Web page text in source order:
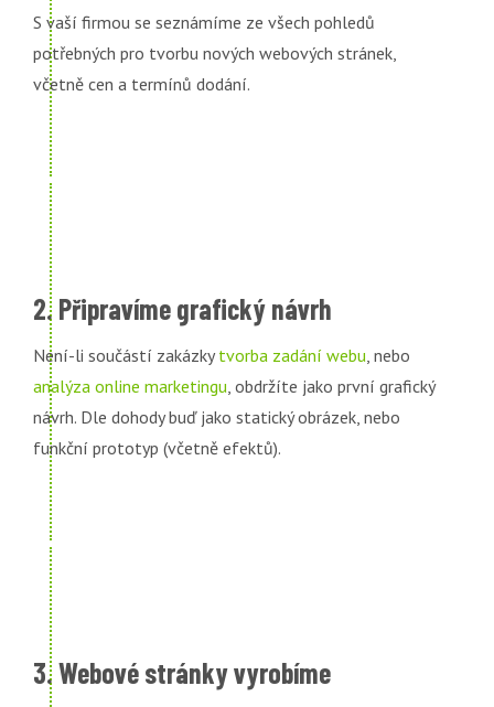
S vaší firmou se seznámíme ze všech pohledů
potřebných pro tvorbu nových webových stránek,
včetně cen a termínů dodání.
2. Připravíme grafický návrh
Není-li součástí zakázkytvorba zadání webu, nebo
analýza online marketingu, obdržíte jako první grafický
návrh. Dle dohody buď jako statický obrázek, nebo
funkční prototyp (včetně efektů).
3. Webové stránky vyrobíme